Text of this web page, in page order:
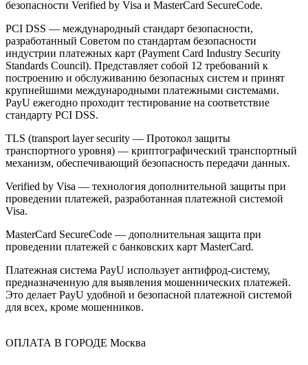
безопасности Verified by Visa и MasterCard SecureCode.
PCI DSS — международный стандарт безопасности,
разработанный Советом по стандартам безопасности
индустрии платежных карт (Payment Card Industry Security
Standards Council). Представляет собой 12 требований к
построению и обслуживанию безопасных систем и принят
крупнейшими международными платежными системами.
PayU ежегодно проходит тестирование на соответствие
стандарту PCI DSS.
TLS (transport layer security — Протокол защиты
транспортного уровня) — криптографический транспортный
механизм, обеспечивающий безопасность передачи данных.
Verified by Visa — технология дополнительной защиты при
проведении платежей, разработанная платежной системой
Visa.
MasterCard SecureCode — дополнительная защита при
проведении платежей с банковских карт MasterCard.
Платежная система PayU использует антифрод-систему,
предназначенную для выявления мошеннических платежей.
Это делает PayU удобной и безопасной платежной системой
для всех, кроме мошенников.
ОПЛАТА В ГОРОДЕ Москва